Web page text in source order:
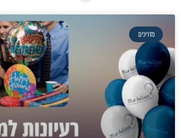
מדריכים